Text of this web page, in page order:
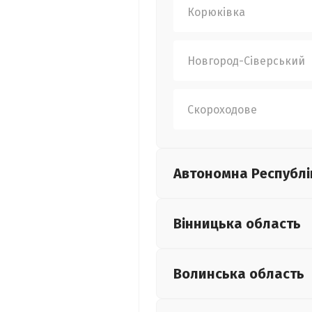
Корюківка
Новгород-Сіверський
Скороходове
Автономна
Вінницька область
Волинська область